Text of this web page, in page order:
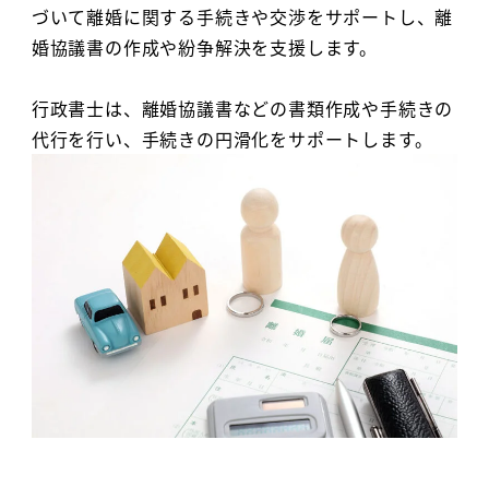
づいて離婚に関する手続きや交渉をサポートし、離
婚協議書の作成や紛争解決を支援します。
行政書士は、離婚協議書などの書類作成や手続きの
代行を行い、手続きの円滑化をサポートします。